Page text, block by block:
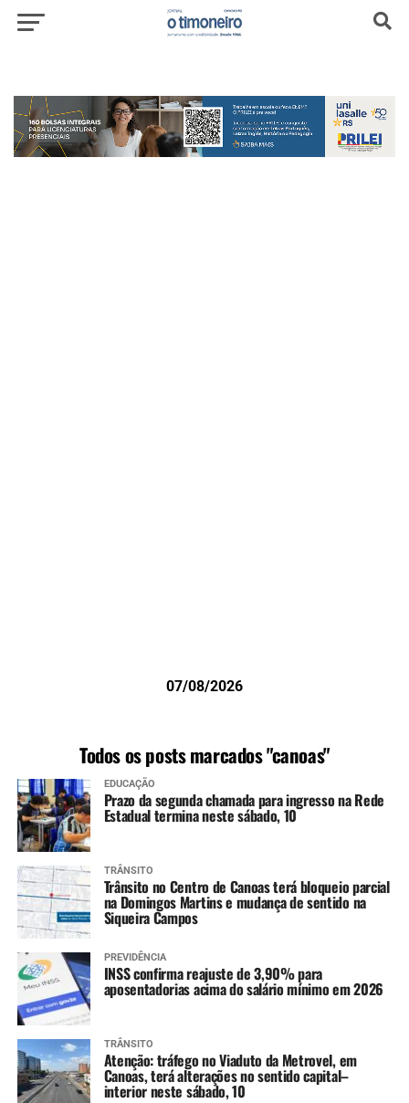
07/08/2026
Todos os posts marcados "canoas"
EDUCAÇÃO
Prazo da segunda chamada para ingresso na Rede
Estadual termina neste sábado, 10
TRÂNSITO
Trânsito no Centro de Canoas terá bloqueio parcial
na Domingos Martins e mudança de sentido na
Siqueira Campos
PREVIDÊNCIA
INSS confirma reajuste de 3,90% para
aposentadorias acima do salário mínimo em 2026
TRÂNSITO
Atenção: tráfego no Viaduto da Metrovel, em
Canoas, terá alterações no sentido capital–
interior neste sábado, 10